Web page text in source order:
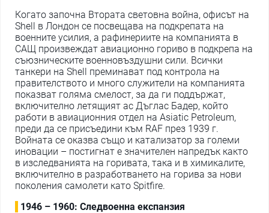
Когато започна Втората световна война, офисът на
Shell в Лондон се посвещава на подкрепата на
военните усилия, а рафинериите на компанията в
САЩ произвеждат авиационно гориво в подкрепа на
съюзническите военновъздушни сили. Всички
танкери на Shell преминават под контрола на
правителството и много служители на компанията
показват голяма смелост, за да ги поддържат,
включително летящият ас Дъглас Бадер, който
работи в авиационния отдел на Asiatic Petroleum,
преди да се присъедини към RAF през 1939 г.
Войната се оказва също и катализатор за големи
иновации – постигнат е значителен напредък както
в изследванията на горивата, така и в химикалите,
включително в разработването на горива за нови
поколения самолети като Spitfire.
1946 – 1960: Следвоенна експанзия